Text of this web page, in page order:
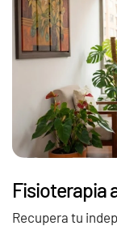
Fisioterapia
Recupera tu